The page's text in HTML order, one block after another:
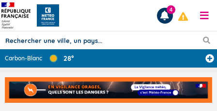
Prévisions
TOUS LES RÉSULTATS
4
Carbon-Blanc 28°